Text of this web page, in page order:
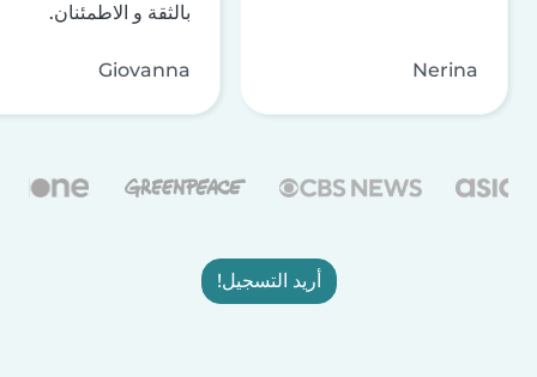
Nerina
بالثقة و الاطمئنان.
Giovanna
أريد التسجيل!